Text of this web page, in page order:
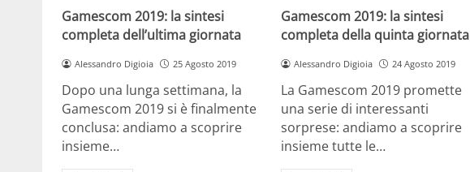
Gamescom 2019: la sintesi
completa dell’ultima giornata
Alessandro Digioia 25 Agosto 2019
Dopo una lunga settimana, la
Gamescom 2019 si è finalmente
conclusa: andiamo a scoprire
insieme…
Gamescom 2019: la sintesi
completa della quinta giornata
Alessandro Digioia 24 Agosto 2019
La Gamescom 2019 promette
una serie di interessanti
sorprese: andiamo a scoprire
insieme tutte le…